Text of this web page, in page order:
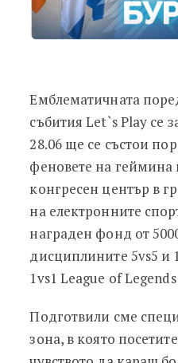
Емблематичната
събития Let`s Play се
28.06 ще се състои
феновете на
конгресен център в
на електронните
награден фонд от
дисциплините 5vs5 и
1vs1 League of
Подготвили сме
зона, в която